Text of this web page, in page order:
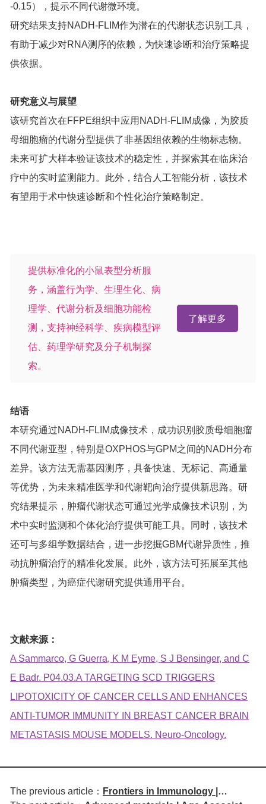
-0.15），提示不同代谢微环境。
研究结果支持NADH-FLIM作为潜在的代谢状态识别工具，
有助于减少对RNA测序的依赖，为快速诊断和治疗策略提
供依据。
研究意义与展望
该研究首次在FFPE组织中应用NADH-FLIM成像，为胶质
母细胞瘤的代谢分型提供了非基因组依赖的生物标志物。
未来可扩大样本验证该技术的稳定性，并探索其在临床治
疗中的实时监测能力。此外，结合人工智能分析，该技术
有望用于术中快速诊断和个性化治疗策略制定。
提供标准化的小鼠表型分析服
务，涵盖行为学、生理生化、病
理学、代谢分析及细胞功能检
测，支持神经科学、疾病模型评
估、药理学研究及分子机制探
索。
了解更多
结语
本研究通过NADH-FLIM成像技术，成功识别胶质母细胞瘤
不同代谢亚型，特别是OXPHOS与GPM之间的NADH分布
差异。该方法无需基因测序，具备快速、无标记、高通量
等优势，为未来精准医学和代谢靶向治疗提供新思路。研
究结果提示，肿瘤代谢状态可通过光学成像技术识别，为
术中实时监测和个体化治疗提供可能工具。同时，该技术
还可与多组学数据结合，进一步挖掘GBM代谢异质性，推
动抗肿瘤治疗的精准化发展。此外，该方法可拓展至其他
肿瘤类型，为癌症代谢研究提供通用平台。
文献来源：
A Sammarco, G Guerra, K M Eyme, S J Bensinger, and C
E Badr. P04.03.A TARGETING SCD TRIGGERS
LIPOTOXICITY OF CANCER CELLS AND ENHANCES
ANTI-TUMOR IMMUNITY IN BREAST CANCER BRAIN
METASTASIS MOUSE MODELS. Neuro-Oncology.
The previous article： Frontiers in Immunology |